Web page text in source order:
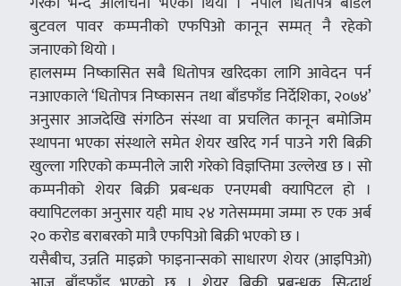
बुटवल पावर कम्पनीको एफपिओ कानून सम्मत् नै रहेको
जनाएको थियो ।
हालसम्म निष्कासित सबै धितोपत्र खरिदका लागि आवेदन पर्न
नआएकाले ‘धितोपत्र निष्कासन तथा बाँडफाँड निर्देशिका, २०७४’
अनुसार आजदेखि संगठिन संस्था वा प्रचलित कानून बमोजिम
स्थापना भएका संस्थाले समेत शेयर खरिद गर्न पाउने गरी बिक्री
खुल्ला गरिएको कम्पनीले जारी गरेको विज्ञप्तिमा उल्लेख छ । सो
कम्पनीको शेयर बिक्री प्रबन्धक एनएमबी क्यापिटल हो ।
क्यापिटलका अनुसार यही माघ २४ गतेसम्ममा जम्मा रु एक अर्ब
२० करोड बराबरको मात्रै एफपिओ बिक्री भएको छ ।
यसैबीच, उन्नति माइक्रो फाइनान्सको साधारण शेयर (आइपिओ)